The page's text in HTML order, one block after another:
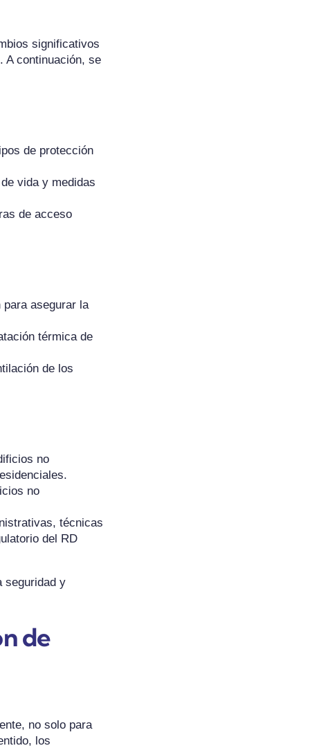
significativos
A continuación, se
de protección
vida y medidas
de acceso
asegurar la
térmica de
de los
no
no
técnicas
del RD
seguridad y
de
no solo para
los